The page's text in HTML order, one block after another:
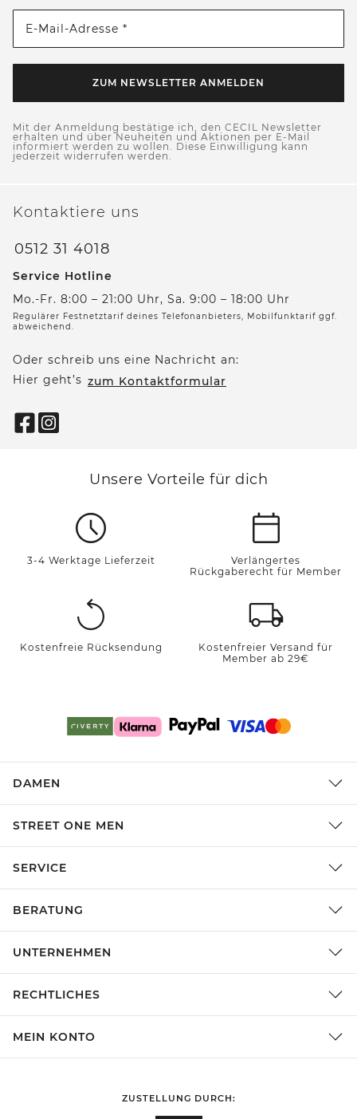
E-Mail-Adresse *
ZUM NEWSLETTER ANMELDEN
Mit der Anmeldung bestätige ich, den CECIL Newsletter
erhalten und über Neuheiten und Aktionen per E-Mail
informiert werden zu wollen. Diese Einwilligung kann
jederzeit widerrufen werden.
Kontaktiere uns
0512 31 4018
Service Hotline
Mo.-Fr. 8:00 – 21:00 Uhr, Sa. 9:00 – 18:00 Uhr
Regulärer Festnetztarif deines Telefonanbieters, Mobilfunktarif ggf.
abweichend.
Oder schreib uns eine Nachricht an:
Hier geht’s zum Kontaktformular
Unsere Vorteile für dich
3-4 Werktage Lieferzeit
Verlängertes
Rückgaberecht für Member
Kostenfreie Rücksendung
Kostenfreier Versand für
Member ab 29€
DAMEN
STREET ONE MEN
SERVICE
BERATUNG
UNTERNEHMEN
RECHTLICHES
MEIN KONTO
ZUSTELLUNG DURCH: